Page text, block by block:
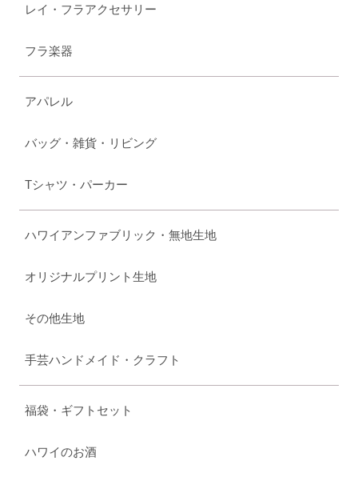
レイ・フラアクセサリー
フラ楽器
アパレル
バッグ・雑貨・リビング
Tシャツ・パーカー
ハワイアンファブリック・無地生地
オリジナルプリント生地
その他生地
手芸ハンドメイド・クラフト
福袋・ギフトセット
ハワイのお酒